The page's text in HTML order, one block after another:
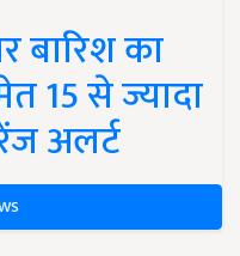
बारिश का
15 से ज्यादा
अलर्ट